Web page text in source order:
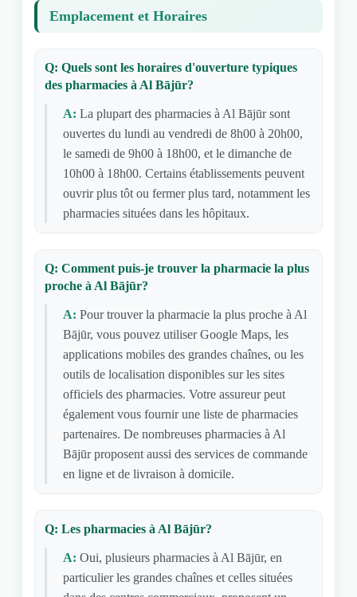
Emplacement et Horaires
Q: Quels sont les horaires d'ouverture typiques
des pharmacies à Al Bājūr?
A: La plupart des pharmacies à Al Bājūr sont
ouvertes du lundi au vendredi de 8h00 à 20h00,
le samedi de 9h00 à 18h00, et le dimanche de
10h00 à 18h00. Certains établissements peuvent
ouvrir plus tôt ou fermer plus tard, notamment les
pharmacies situées dans les hôpitaux.
Q: Comment puis-je trouver la pharmacie la plus
proche à Al Bājūr?
A: Pour trouver la pharmacie la plus proche à Al
Bājūr, vous pouvez utiliser Google Maps, les
applications mobiles des grandes chaînes, ou les
outils de localisation disponibles sur les sites
officiels des pharmacies. Votre assureur peut
également vous fournir une liste de pharmacies
partenaires. De nombreuses pharmacies à Al
Bājūr proposent aussi des services de commande
en ligne et de livraison à domicile.
Q: Les pharmacies à Al Bājūr?
A: Oui, plusieurs pharmacies à Al Bājūr, en
particulier les grandes chaînes et celles situées